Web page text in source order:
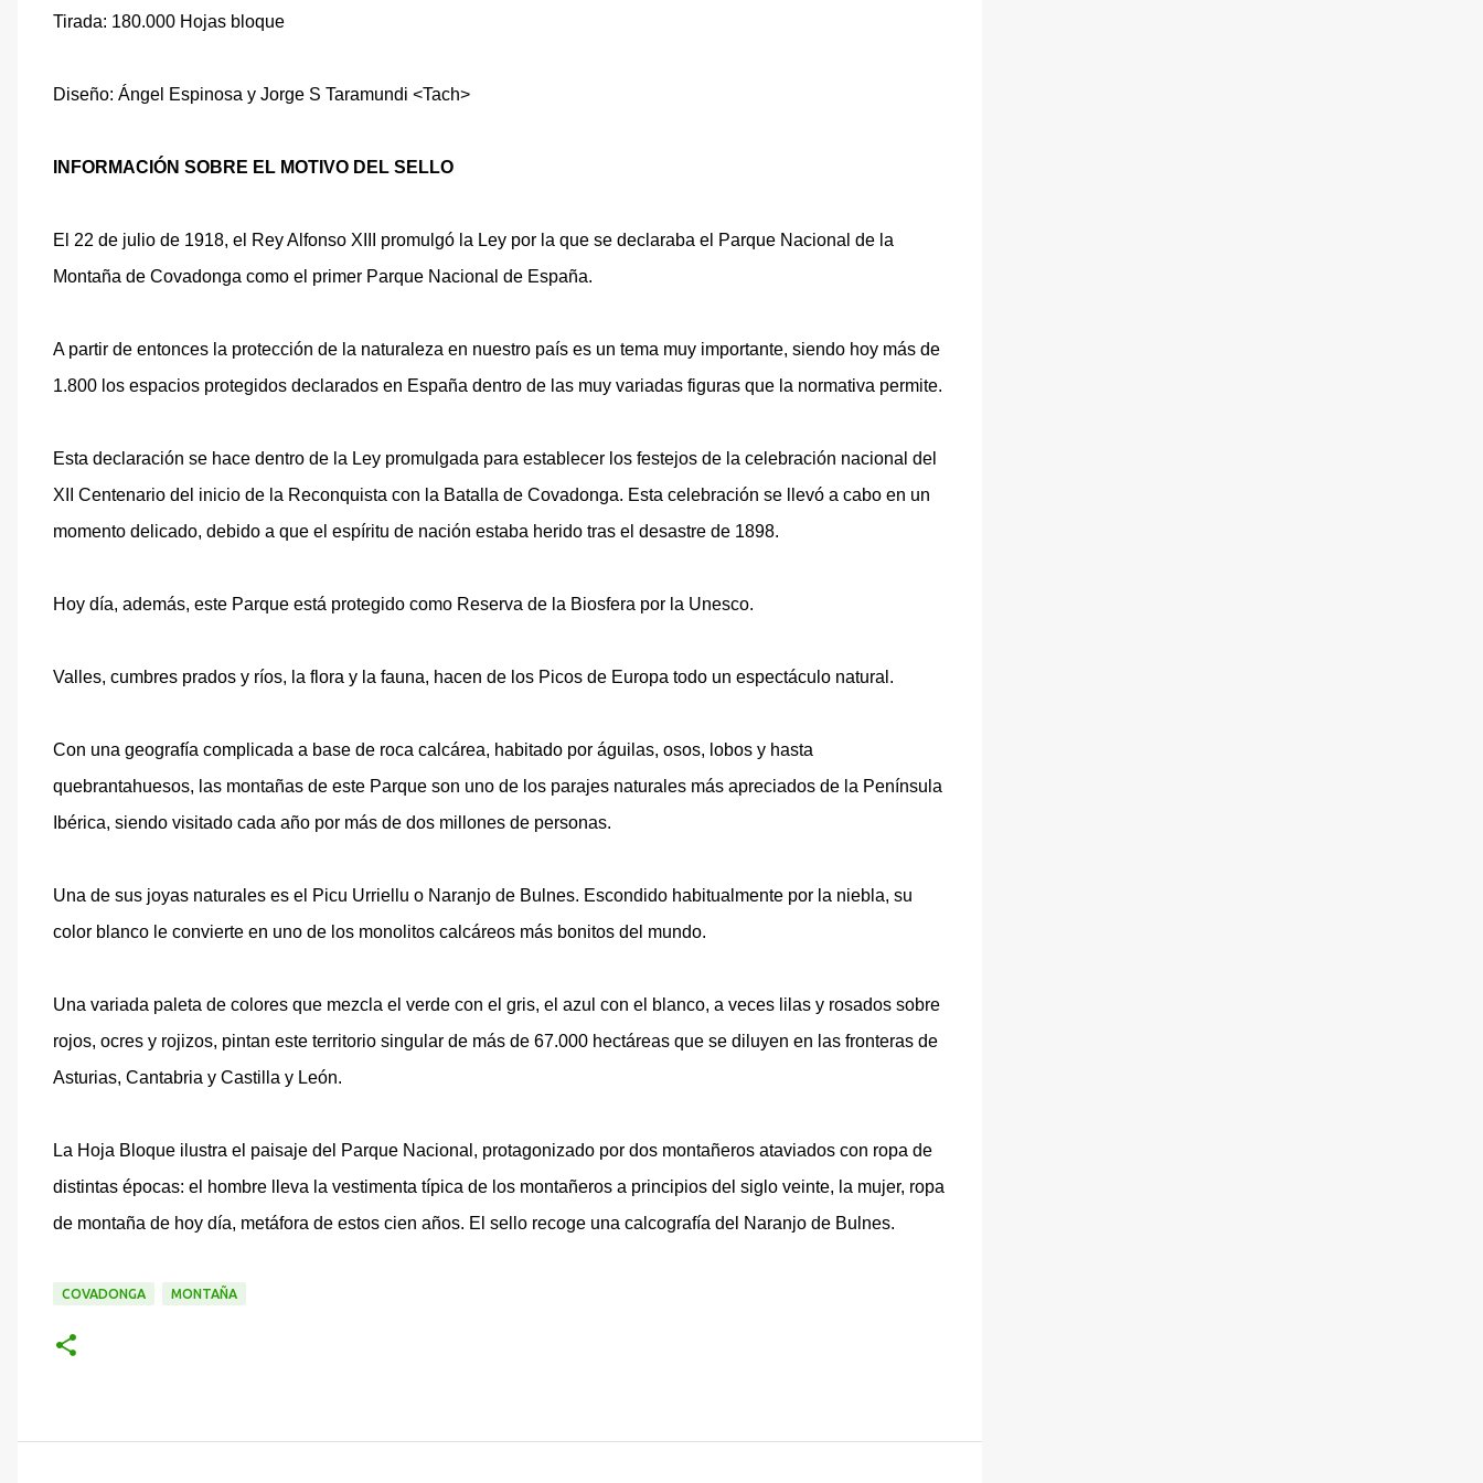
Tirada: 180.000 Hojas bloque
Diseño: Ángel Espinosa y Jorge S Taramundi <Tach>
INFORMACIÓN SOBRE EL MOTIVO DEL SELLO
El 22 de julio de 1918, el Rey Alfonso XIII promulgó la Ley por la que se declaraba el Parque Nacional de la
Montaña de Covadonga como el primer Parque Nacional de España.
A partir de entonces la protección de la naturaleza en nuestro país es un tema muy importante, siendo hoy más de
1.800 los espacios protegidos declarados en España dentro de las muy variadas figuras que la normativa permite.
Esta declaración se hace dentro de la Ley promulgada para establecer los festejos de la celebración nacional del
XII Centenario del inicio de la Reconquista con la Batalla de Covadonga. Esta celebración se llevó a cabo en un
momento delicado, debido a que el espíritu de nación estaba herido tras el desastre de 1898.
Hoy día, además, este Parque está protegido como Reserva de la Biosfera por la Unesco.
Valles, cumbres prados y ríos, la flora y la fauna, hacen de los Picos de Europa todo un espectáculo natural.
Con una geografía complicada a base de roca calcárea, habitado por águilas, osos, lobos y hasta
quebrantahuesos, las montañas de este Parque son uno de los parajes naturales más apreciados de la Península
Ibérica, siendo visitado cada año por más de dos millones de personas.
Una de sus joyas naturales es el Picu Urriellu o Naranjo de Bulnes. Escondido habitualmente por la niebla, su
color blanco le convierte en uno de los monolitos calcáreos más bonitos del mundo.
Una variada paleta de colores que mezcla el verde con el gris, el azul con el blanco, a veces lilas y rosados sobre
rojos, ocres y rojizos, pintan este territorio singular de más de 67.000 hectáreas que se diluyen en las fronteras de
Asturias, Cantabria y Castilla y León.
La Hoja Bloque ilustra el paisaje del Parque Nacional, protagonizado por dos montañeros ataviados con ropa de
distintas épocas: el hombre lleva la vestimenta típica de los montañeros a principios del siglo veinte, la mujer, ropa
de montaña de hoy día, metáfora de estos cien años. El sello recoge una calcografía del Naranjo de Bulnes.
COVADONGA MONTAÑA